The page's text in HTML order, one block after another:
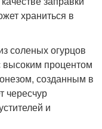
храниться в
соленых огурцов
высоким процентом
созданным в
чересчур
и